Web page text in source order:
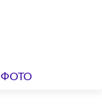
ФОТО